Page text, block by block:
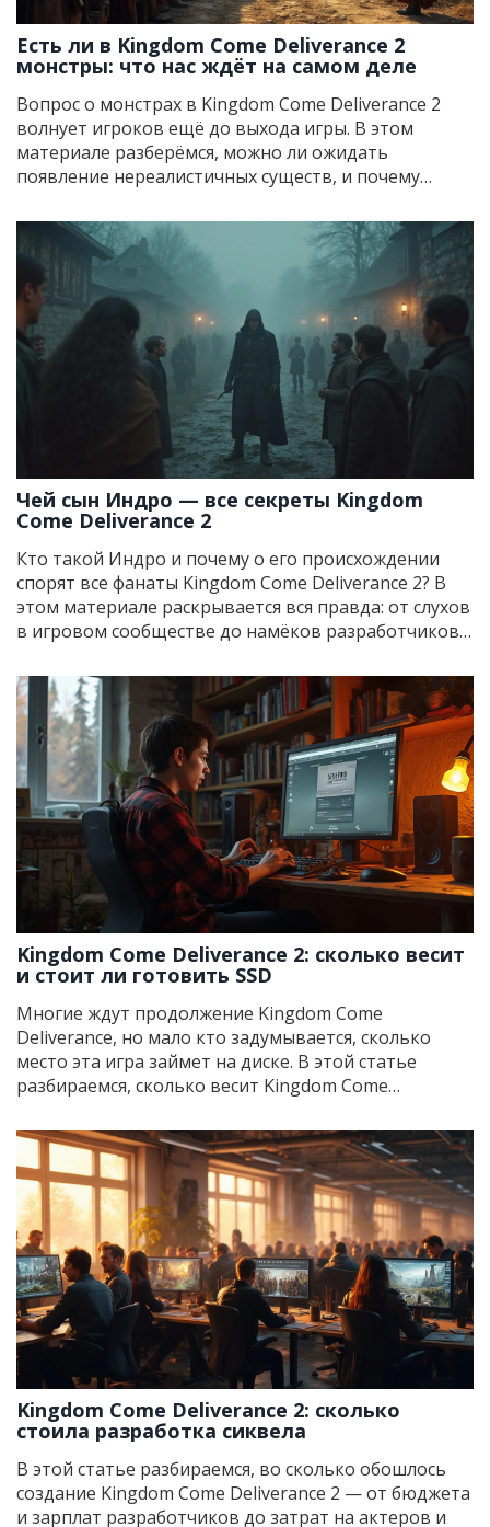
Есть ли в Kingdom Come Deliverance 2
монстры: что нас ждёт на самом деле
Вопрос о монстрах в Kingdom Come Deliverance 2
волнует игроков ещё до выхода игры. В этом
материале разберёмся, можно ли ожидать
появление нереалистичных существ, и почему
достоверность. Расскажем, к каким врагам
готовиться и на что делать ставку в бою. Упомянем
интересные детали из интервью разработчиков и
дадим советы тем, кто ждал битв с чудищами. Всё
— только факты и никакой воды.
Чей сын Индро — все секреты Kingdom
Come Deliverance 2
Кто такой Индро и почему о его происхождении
спорят все фанаты Kingdom Come Deliverance 2? В
этом материале раскрывается вся правда: от слухов
в игровом сообществе до намёков разработчиков,
информации прямо внутри игры. Узнаешь, влияет
ли статус Индро на квесты и отношения с
персонажами. Лови самые важные детали и
неожиданные повороты этой загадки.
Kingdom Come Deliverance 2: сколько весит
и стоит ли готовить SSD
Многие ждут продолжение Kingdom Come
Deliverance, но мало кто задумывается, сколько
место эта игра займет на диске. В этой статье
разбираемся, сколько весит Kingdom Come
освободить и какие нюансы могут повлиять на
загрузку. Также обсудим, стоит ли обновлять
жесткий диск и что делать, если места всё равно не
хватает. Для тех, кто планирует ставить игру сразу
после релиза, разбираем все тонкости загрузки и
экономии пространства.
Kingdom Come Deliverance 2: сколько
стоила разработка сиквела
В этой статье разбираемся, во сколько обошлось
создание Kingdom Come Deliverance 2 — от бюджета
и зарплат разработчиков до затрат на актеров и